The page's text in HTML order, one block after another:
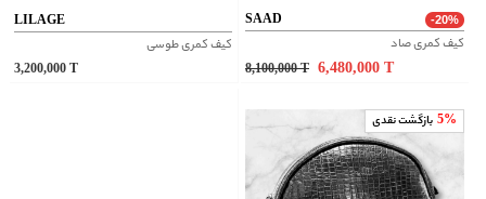
LILAGE
کیف کمری طوسی
3,200,000
SAAD -20%
کیف کمری صاد
8,100,000 T 6,480,000
5% بازگشت نقدی